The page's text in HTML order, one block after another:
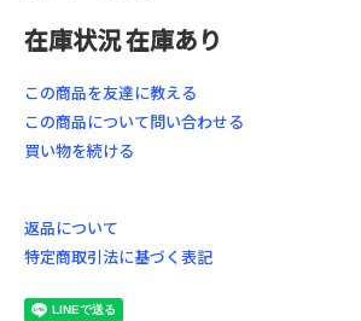
在庫状況 在庫あり
この商品を友達に教える
この商品について問い合わせる
買い物を続ける
返品について
特定商取引法に基づく表記